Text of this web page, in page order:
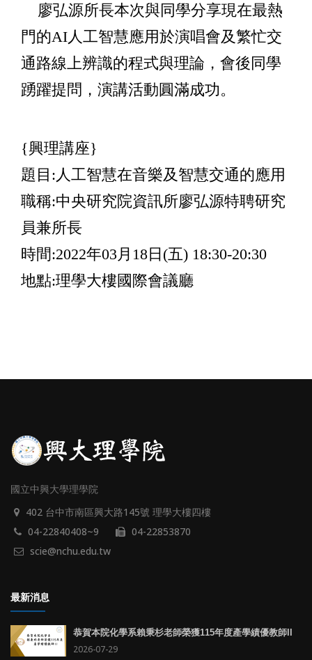
廖弘源所長本次與同學分享現在最熱
門的AI人工智慧應用於演唱會及繁忙交
通路線上辨識的程式與理論，會後同學
踴躍提問，演講活動圓滿成功。
{興理講座}
題目:人工智慧在音樂及智慧交通的應用
職稱:中央研究院資訊所廖弘源特聘研究
員兼所長
時間:2022年03月18日(五) 18:30-20:30
地點:理學大樓國際會議廳
國立中興大學理學院
402 台中市南區興大路145號 理學大樓四樓
04-22840408~9
04-22853870
scie@nchu.edu.tw
最新消息
恭賀本院化學系賴秉杉老師榮獲115年度產學績優教師II
2026-07-29